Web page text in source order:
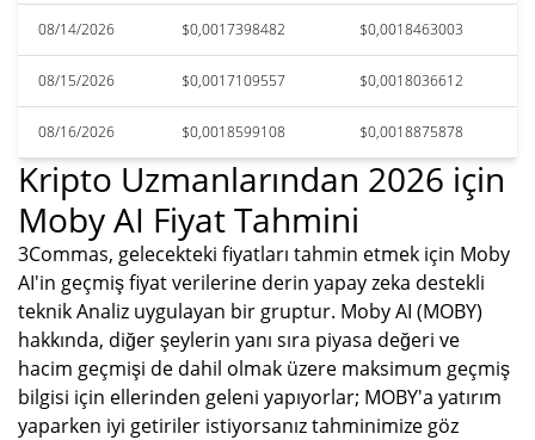
08/14/2026 $0,0017398482 $0,0018463003
08/15/2026 $0,0017109557 $0,0018036612
08/16/2026 $0,0018599108 $0,0018875878
Kripto Uzmanlarından 2026 için
Moby AI Fiyat Tahmini
3Commas, gelecekteki fiyatları tahmin etmek için Moby
AI'in geçmiş fiyat verilerine derin yapay zeka destekli
teknik Analiz uygulayan bir gruptur. Moby AI (MOBY)
hakkında, diğer şeylerin yanı sıra piyasa değeri ve
hacim geçmişi de dahil olmak üzere maksimum geçmiş
bilgisi için ellerinden geleni yapıyorlar; MOBY'a yatırım
yaparken iyi getiriler istiyorsanız tahminimize göz